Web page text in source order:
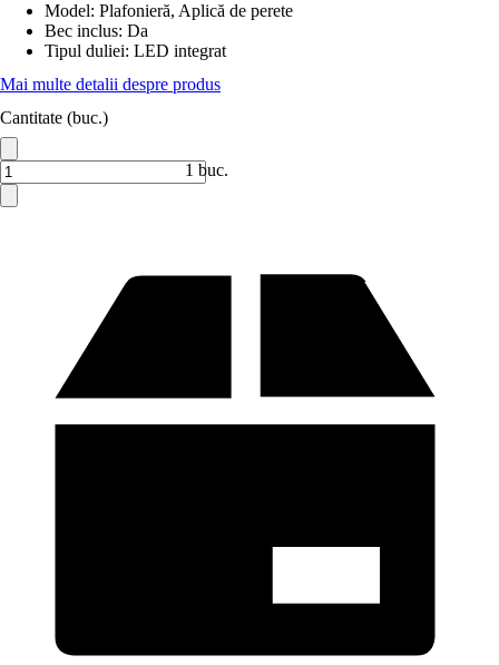
Model: Plafonieră, Aplică de perete
Bec inclus: Da
Tipul duliei: LED integrat
Mai multe detalii despre produs
Cantitate (buc.)
1 buc.